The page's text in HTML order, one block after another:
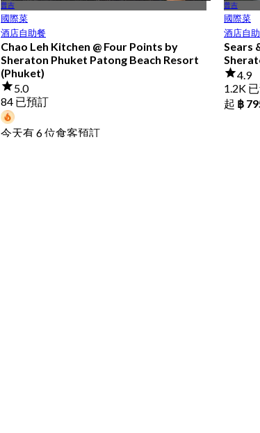
普吉
國際菜
酒店自助餐
Chao Leh Kitchen @ Four Points by
Sheraton Phuket Patong Beach Resort
(Phuket)
5.0
84 已預訂
今天有 6 位食客預訂
普吉
國際菜
酒店自
Sears
4.9
1.2K
起 ฿